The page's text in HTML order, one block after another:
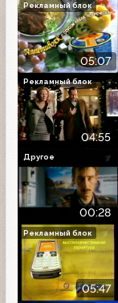
05:07
Рекламный блок
04:55
Рекламный блок
00:28
Другое
05:47
Рекламный блок